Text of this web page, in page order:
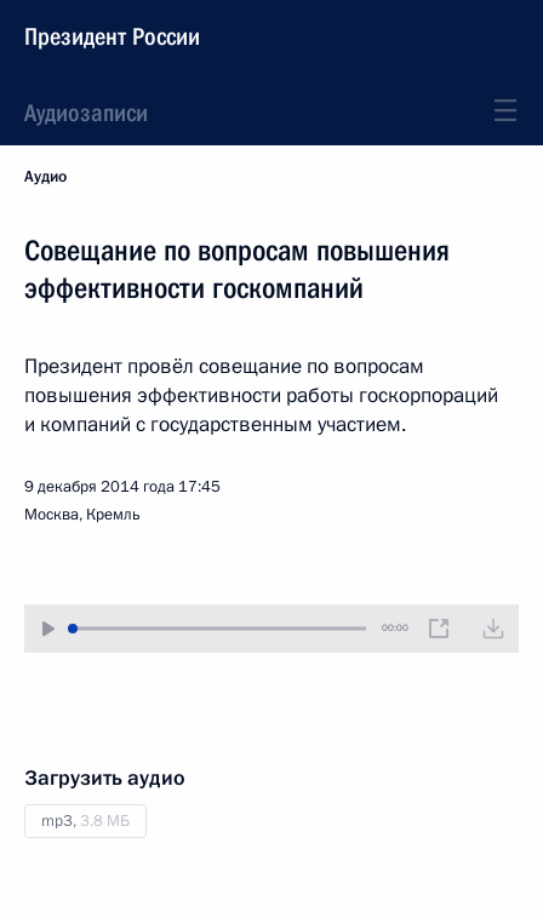
Президент России
Аудиозаписи
Аудио
Совещание по вопросам повышения
эффективности госкомпаний
Президент провёл совещание по вопросам
повышения эффективности работы госкорпораций
и компаний с государственным участием.
9 декабря 2014 года 17:45
Москва, Кремль
00:00
Загрузить аудио
mp3, 3.8 МБ